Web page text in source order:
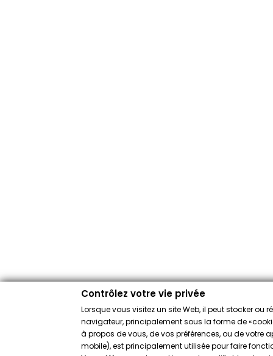
Contrôlez votre vie privée
Lorsque vous visitez un site Web, il peut stocker ou
navigateur, principalement sous la forme de
à propos de vous, de vos préférences, ou de votre
mobile), est principalement utilisée pour faire